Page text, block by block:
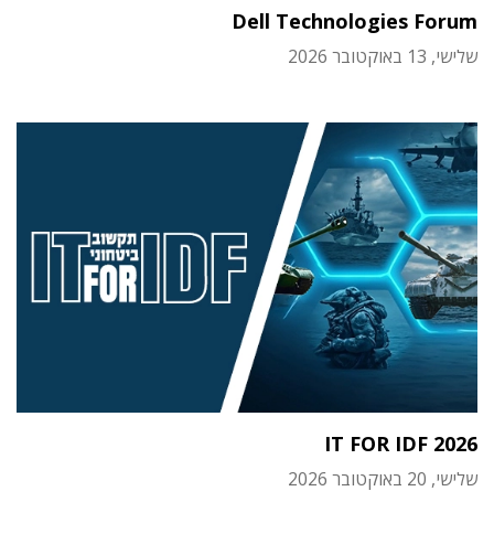
Dell Technologies Forum
שלישי, 13 באוקטובר 2026
IT FOR IDF 2026
שלישי, 20 באוקטובר 2026